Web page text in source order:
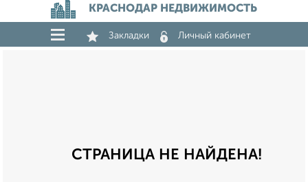
КРАСНОДАР НЕДВИЖИМОСТЬ
Закладки Личный кабинет
СТРАНИЦА НЕ НАЙДЕНА!